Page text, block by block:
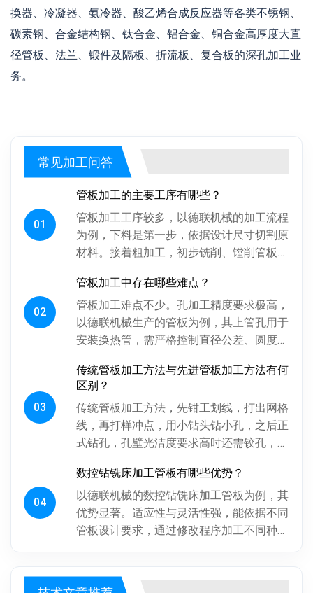
换器、冷凝器、氨冷器、酸乙烯合成反应器等各类不锈钢、
碳素钢、合金结构钢、钛合金、铝合金、铜合金高厚度大直
径管板、法兰、锻件及隔板、折流板、复合板的深孔加工业
务。
常见加工问答
01
管板加工的主要工序有哪些？
管板加工工序较多，以德联机械的加工流程
为例，下料是第一步，依据设计尺寸切割原
材料。接着粗加工，初步铣削、镗削管板各
关键，通过射线、超声波探伤检...
02
管板加工中存在哪些难点？
管板加工难点不少。孔加工精度要求极高，
以德联机械生产的管板为例，其上管孔用于
安装换热管，需严格控制直径公差、圆度、
影响换热管安装与设备性能。板...
03
传统管板加工方法与先进管板加工方法有何
区别？
传统管板加工方法，先钳工划线，打出网格
线，再打样冲点，用小钻头钻小孔，之后正
式钻孔，孔壁光洁度要求高时还需铰孔，最
摇臂定位，劳动强度大、效率低...
04
数控钻铣床加工管板有哪些优势？
以德联机械的数控钻铣床加工管板为例，其
优势显著。适应性与灵活性强，能依据不同
管板设计要求，通过修改程序加工不同种